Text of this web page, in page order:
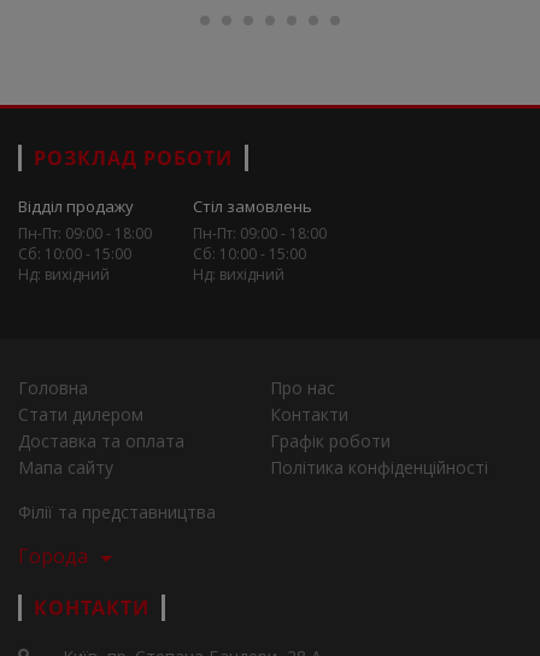
РОЗКЛАД РОБОТИ
Відділ продажу
Пн-Пт: 09:00 - 18:00
Сб: 10:00 - 15:00
Нд: вихідний
Стіл замовлень
Пн-Пт: 09:00 - 18:00
Сб: 10:00 - 15:00
Нд: вихідний
Головна
Про нас
Стати дилером
Контакти
Доставка та оплата
Графік роботи
Мапа сайту
Політика конфіденційності
Філії та представництва
Города
КОНТАКТИ